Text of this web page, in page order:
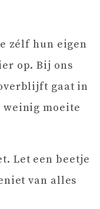
zélf hun eigen
op. Bij ons
gaat in
weinig moeite
Let een beetje
van alles